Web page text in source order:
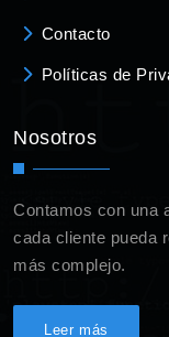
Contacto
Políticas de
Nosotros
Contamos con una
cada cliente pueda
más complejo.
Leer más